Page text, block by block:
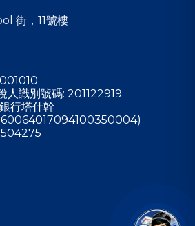
街，11號樓
人識別號碼: 201122919
行塔什幹